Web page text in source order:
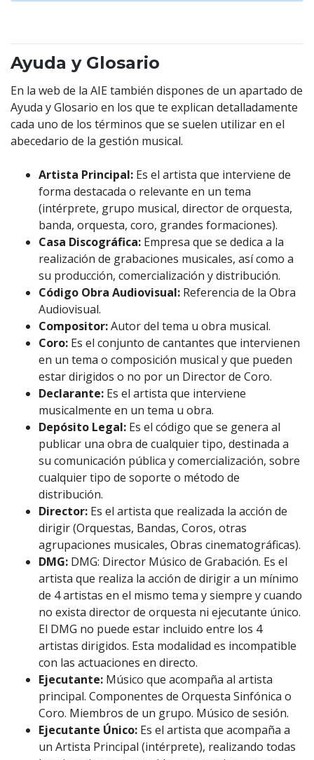
Ayuda y Glosario
En la web de la AIE también dispones de un apartado de
Ayuda y Glosario en los que te explican detalladamente
cada uno de los términos que se suelen utilizar en el
abecedario de la gestión musical.
Artista Principal: Es el artista que interviene de
forma destacada o relevante en un tema
(intérprete, grupo musical, director de orquesta,
banda, orquesta, coro, grandes formaciones).
Casa Discográfica: Empresa que se dedica a la
realización de grabaciones musicales, así como a
su producción, comercialización y distribución.
Código Obra Audiovisual: Referencia de la Obra
Audiovisual.
Compositor:Autor del tema u obra musical.
Coro: Es el conjunto de cantantes que intervienen
en un tema o composición musical y que pueden
estar dirigidos o no por un Director de Coro.
Declarante: Es el artista que interviene
musicalmente en un tema u obra.
Depósito Legal: Es el código que se genera al
publicar una obra de cualquier tipo, destinada a
su comunicación pública y comercialización, sobre
cualquier tipo de soporte o método de
distribución.
Director: Es el artista que realizada la acción de
dirigir (Orquestas, Bandas, Coros, otras
agrupaciones musicales, Obras cinematográficas).
DMG: DMG: Director Músico de Grabación. Es el
artista que realiza la acción de dirigir a un mínimo
de 4 artistas en el mismo tema y siempre y cuando
no exista director de orquesta ni ejecutante único.
El DMG no puede estar incluido entre los 4
artistas dirigidos. Esta modalidad es incompatible
con las actuaciones en directo.
Ejecutante: Músico que acompaña al artista
principal. Componentes de Orquesta Sinfónica o
Coro. Miembros de un grupo. Músico de sesión.
Ejecutante Único: Es el artista que acompaña a
un Artista Principal (intérprete), realizando todas